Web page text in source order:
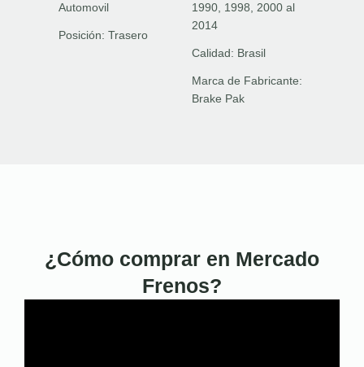
Automovil
Posición: Trasero
1990, 1998, 2000 al
2014
Calidad: Brasil
Marca de Fabricante:
Brake Pak
¿Cómo comprar en Mercado
Frenos?